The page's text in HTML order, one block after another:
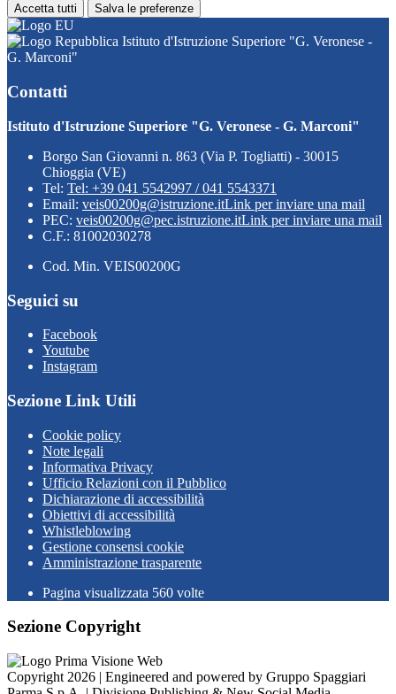
Accetta tutti Salva le preferenze
Istituto d'Istruzione Superiore "G. Veronese -
G. Marconi"
Contatti
Istituto d'Istruzione Superiore "G. Veronese - G. Marconi"
Borgo San Giovanni n. 863 (Via P. Togliatti) - 30015
Chioggia (VE)
Tel: Tel: +39 041 5542997 / 041 5543371
Email: veis00200g@istruzione.itLink per inviare una mail
PEC: veis00200g@pec.istruzione.itLink per inviare una mail
C.F.: 81002030278
Cod. Min. VEIS00200G
Seguici su
Facebook
Youtube
Instagram
Sezione Link Utili
Cookie policy
Note legali
Informativa Privacy
Ufficio Relazioni con il Pubblico
Dichiarazione di accessibilità
Obiettivi di accessibilità
Whistleblowing
Gestione consensi cookie
Amministrazione trasparente
Pagina visualizzata 560 volte
Sezione Copyright
Copyright 2026 | Engineered and powered by Gruppo Spaggiari